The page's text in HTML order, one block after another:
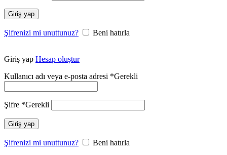
Giriş yap
Şifrenizi mi unuttunuz? Beni hatırla
Giriş yap Hesap oluştur
Kullanıcı adı veya e-posta adresi *Gerekli
Şifre *Gerekli
Giriş yap
Şifrenizi mi unuttunuz?
Beni hatırla